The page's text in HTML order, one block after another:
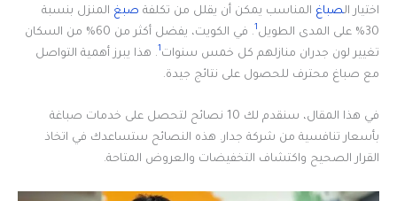
اختيار الصباغ المناسب يمكن أن يقلل من تكلفة صبغ المنزل بنسبة
30% على المدى الطويل
1
. في الكويت، يفضل أكثر من 60% من السكان
تغيير لون جدران منازلهم كل خمس سنوات1 . هذا يبرز أهمية التواصل
مع صباغ محترف للحصول على نتائج جيدة.
في هذا المقال، سنقدم لك 10 نصائح لتحصل على خدمات صباغة
بأسعار تنافسية من شركة جدار. هذه النصائح ستساعدك في اتخاذ
القرار الصحيح واكتشاف التخفيضات والعروض المتاحة.